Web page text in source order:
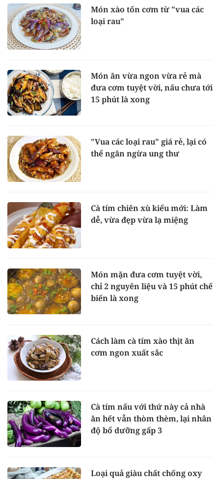
Món xào tốn cơm từ "vua các
loại rau"
Món ăn vừa ngon vừa rẻ mà
đưa cơm tuyệt vời, nấu chưa tới
15 phút là xong
"Vua các loại rau" giá rẻ, lại có
thể ngăn ngừa ung thư
Cà tím chiên xù kiểu mới: Làm
dễ, vừa đẹp vừa lạ miệng
Món mặn đưa cơm tuyệt vời,
chỉ 2 nguyên liệu và 15 phút chế
biến là xong
Cách làm cà tím xào thịt ăn
cơm ngon xuất sắc
Cà tím nấu với thứ này cả nhà
ăn hết vẫn thòm thèm, lại nhân
độ bổ dưỡng gấp 3
Loại quả giàu chất chống oxy